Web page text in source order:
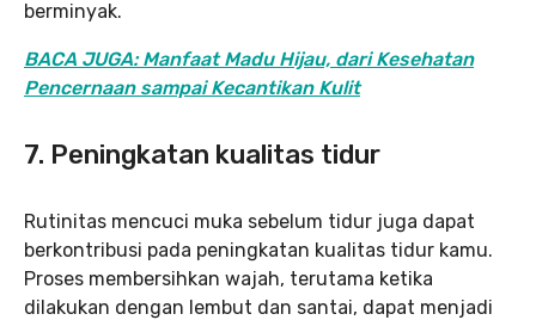
berminyak.
BACA JUGA: Manfaat Madu Hijau, dari Kesehatan
Pencernaan sampai Kecantikan Kulit
7. Peningkatan kualitas tidur
Rutinitas mencuci muka sebelum tidur juga dapat
berkontribusi pada peningkatan kualitas tidur kamu.
Proses membersihkan wajah, terutama ketika
dilakukan dengan lembut dan santai, dapat menjadi